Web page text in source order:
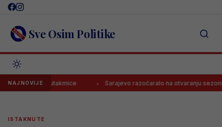
Skip
content Sve Osim Politike
NAJNOVIJE
utakmice Sarajevo razočaralo na otvaranju sezone, tek bod
ISTAKNUTE